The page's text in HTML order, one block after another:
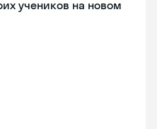
учеников на новом